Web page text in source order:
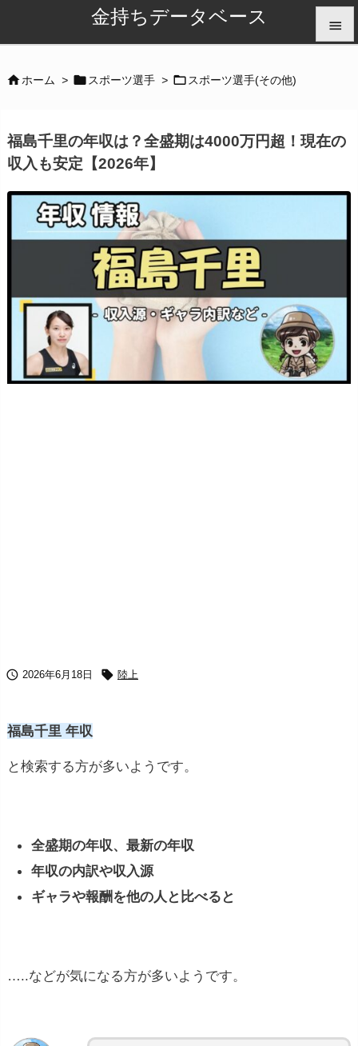
金持ちデータベース 


ホーム >  スポーツ選手 >  スポーツ選手(その他)
福島千里の年収は？全盛期は4000万円超！現在の
収入も安定【2026年】
 2026年6月18日  陸上
福島千里 年収
と検索する方が多いようです。
全盛期の年収、最新の年収
年収の内訳や収入源
ギャラや報酬を他の人と比べると
…..などが気になる方が多いようです。